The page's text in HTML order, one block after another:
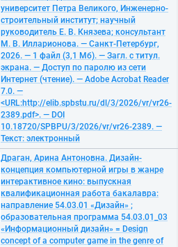
университет Петра Великого, Инженерно-
строительный институт; научный
руководитель Е. В. Князева; консультант
М. В. Илларионова. — Санкт-Петербург,
2026. — 1 файл (3,1 Мб). — Загл. с титул.
экрана. — Доступ по паролю из сети
Интернет (чтение). — Adobe Acrobat Reader
7.0. —
<URL:http://elib.spbstu.ru/dl/3/2026/vr/vr26-
2389.pdf>. — DOI
10.18720/SPBPU/3/2026/vr/vr26-2389. —
Текст: электронный
Драган, Арина Антоновна. Дизайн-
концепция компьютерной игры в жанре
интерактивное кино: выпускная
квалификационная работа бакалавра:
направление 54.03.01 «Дизайн» ;
образовательная программа 54.03.01_03
«Информационный дизайн» = Design
concept of a computer game in the genre of